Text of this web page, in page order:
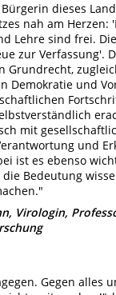
dieses
nah am Herzen:
Lehre sind frei.
zur Verfassung'.
Grundrecht,
Demokratie und
mit
und
ist es ebenso
Bedeutung
Virologin,
Gegen alles